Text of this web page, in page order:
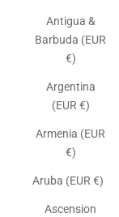
Antigua &
Barbuda (EUR
€)
Argentina
(EUR €)
Armenia (EUR
€)
Aruba (EUR €)
Ascension